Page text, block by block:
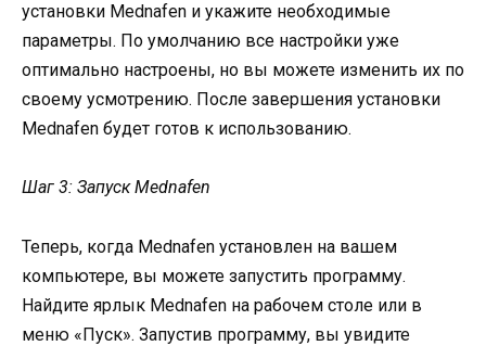
установки Mednafen и укажите необходимые
параметры. По умолчанию все настройки уже
оптимально настроены, но вы можете изменить их по
своему усмотрению. После завершения установки
Mednafen будет готов к использованию.
Шаг 3: Запуск Mednafen
Теперь, когда Mednafen установлен на вашем
компьютере, вы можете запустить программу.
Найдите ярлык Mednafen на рабочем столе или в
меню «Пуск». Запустив программу, вы увидите